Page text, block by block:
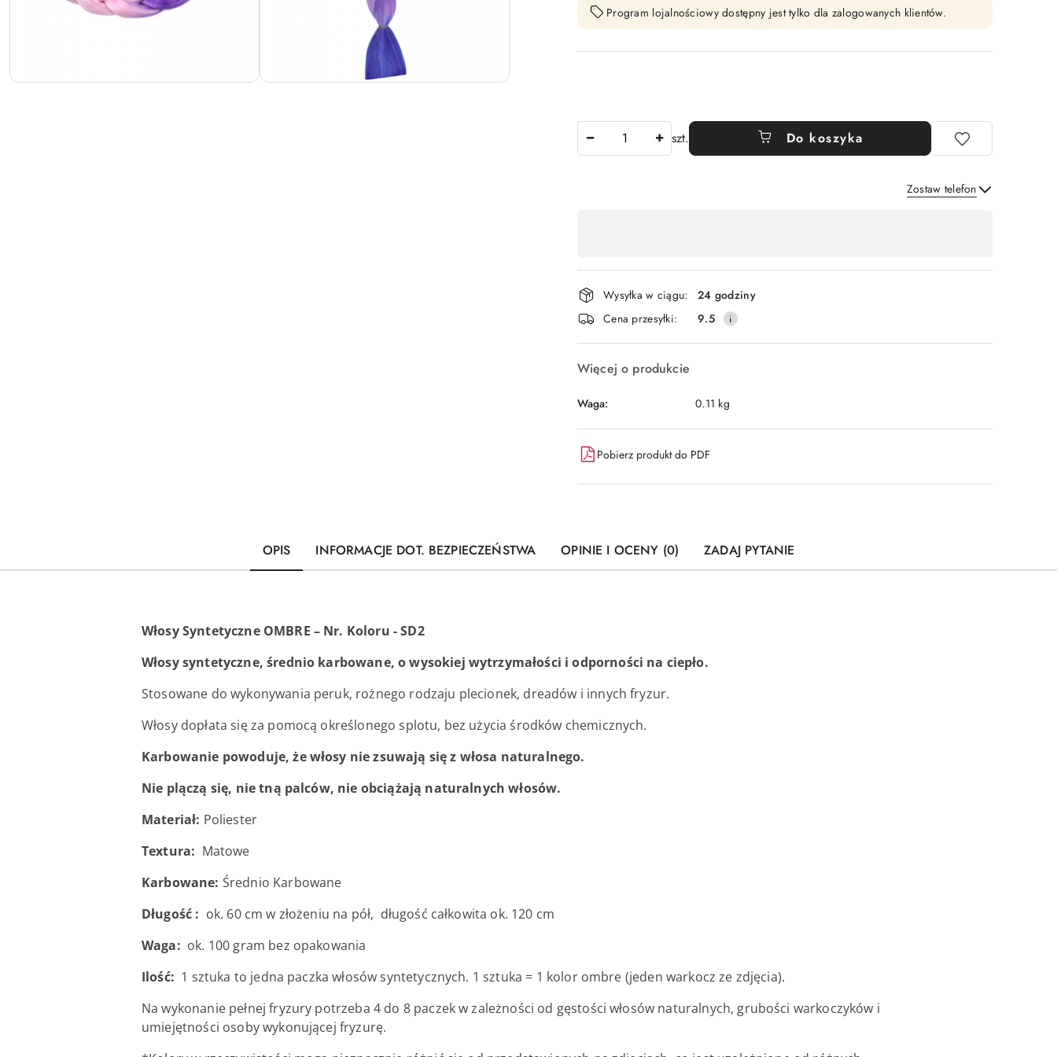
Program lojalnościowy dostępny jest tylko dla zalogowanych klientów.
szt. Do koszyka
Zostaw telefon
płatność
i
dostawa
Wysyłka w ciągu:
24 godziny
Cena przesyłki:
9.5
Więcej o produkcie
Waga: 0.11 kg
Pobierz produkt do PDF
OPIS INFORMACJE DOT. BEZPIECZEŃSTWA OPINIE I OCENY (0) ZADAJ PYTANIE
Włosy Syntetyczne OMBRE – Nr. Koloru - SD2
Włosy syntetyczne, średnio karbowane, o wysokiej wytrzymałości i odporności na ciepło.
Stosowane do wykonywania peruk, rożnego rodzaju plecionek, dreadów i innych fryzur.
Włosy dopłata się za pomocą określonego splotu, bez użycia środków chemicznych.
Karbowanie powoduje, że włosy nie zsuwają się z włosa naturalnego.
Nie plączą się, nie tną palców, nie obciążają naturalnych włosów.
Materiał: Poliester
Textura: Matowe
Karbowane: Średnio Karbowane
Długość : ok. 60 cm w złożeniu na pół, długość całkowita ok. 120 cm
Waga: ok. 100 gram bez opakowania
Ilość: 1 sztuka to jedna paczka włosów syntetycznych. 1 sztuka = 1 kolor ombre (jeden warkocz ze zdjęcia).
Na wykonanie pełnej fryzury potrzeba 4 do 8 paczek w zależności od gęstości włosów naturalnych, grubości warkoczyków i
umiejętności osoby wykonującej fryzurę.